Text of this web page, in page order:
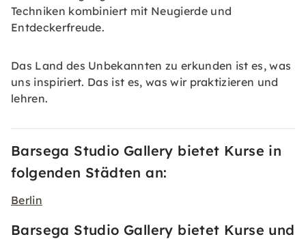
Techniken kombiniert mit Neugierde und
Entdeckerfreude.
Das Land des Unbekannten zu erkunden ist es, was
uns inspiriert. Das ist es, was wir praktizieren und
lehren.
Barsega Studio Gallery bietet Kurse in
folgenden Städten an:
Berlin
Barsega Studio Gallery bietet Kurse und